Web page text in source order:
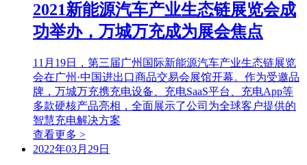
2021新能源汽车产业生态链展览会成
功举办，万城万充成为展会焦点
11月19日，第三届广州国际新能源汽车产业生态链展览
会在广州·中国进出口商品交易会展馆开幕。作为受邀品
牌，万城万充携充电设备、充电SaaS平台、充电App等
多款硬核产品亮相，全面展示了公司为全球客户提供的
智慧充电解决方案
查看更多 >
2022年03月29日